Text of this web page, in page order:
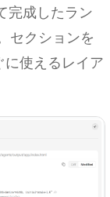
完成したラン
セクションを
使えるレイア